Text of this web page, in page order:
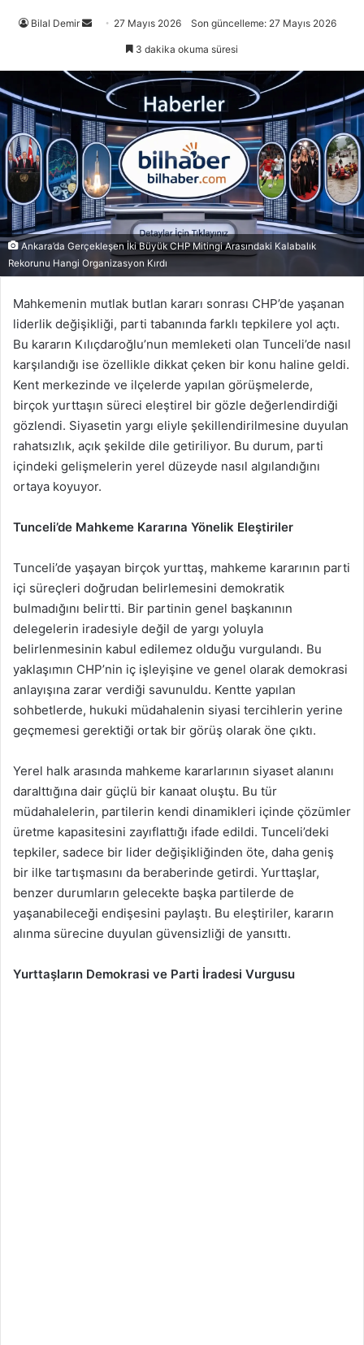
Bilal Demir
Bir
göndermek
27 Mayıs 2026 Son güncelleme: 27 Mayıs 2026
3 dakika okuma süresi
Ankara’da Gerçekleşen İki Büyük CHP Mitingi Arasındaki Kalabalık
Rekorunu Hangi Organizasyon Kırdı
Mahkemenin mutlak butlan kararı sonrası CHP’de yaşanan
liderlik değişikliği, parti tabanında farklı tepkilere yol açtı.
Bu kararın Kılıçdaroğlu’nun memleketi olan Tunceli’de nasıl
karşılandığı ise özellikle dikkat çeken bir konu haline geldi.
Kent merkezinde ve ilçelerde yapılan görüşmelerde,
birçok yurttaşın süreci eleştirel bir gözle değerlendirdiği
gözlendi. Siyasetin yargı eliyle şekillendirilmesine duyulan
rahatsızlık, açık şekilde dile getiriliyor. Bu durum, parti
içindeki gelişmelerin yerel düzeyde nasıl algılandığını
ortaya koyuyor.
Tunceli’de Mahkeme Kararına Yönelik Eleştiriler
Tunceli’de yaşayan birçok yurttaş, mahkeme kararının parti
içi süreçleri doğrudan belirlemesini demokratik
bulmadığını belirtti. Bir partinin genel başkanının
delegelerin iradesiyle değil de yargı yoluyla
belirlenmesinin kabul edilemez olduğu vurgulandı. Bu
yaklaşımın CHP’nin iç işleyişine ve genel olarak demokrasi
anlayışına zarar verdiği savunuldu. Kentte yapılan
sohbetlerde, hukuki müdahalenin siyasi tercihlerin yerine
geçmemesi gerektiği ortak bir görüş olarak öne çıktı.
Yerel halk arasında mahkeme kararlarının siyaset alanını
daralttığına dair güçlü bir kanaat oluştu. Bu tür
müdahalelerin, partilerin kendi dinamikleri içinde çözümler
üretme kapasitesini zayıflattığı ifade edildi. Tunceli’deki
tepkiler, sadece bir lider değişikliğinden öte, daha geniş
bir ilke tartışmasını da beraberinde getirdi. Yurttaşlar,
benzer durumların gelecekte başka partilerde de
yaşanabileceği endişesini paylaştı. Bu eleştiriler, kararın
alınma sürecine duyulan güvensizliği de yansıttı.
Yurttaşların Demokrasi ve Parti İradesi Vurgusu